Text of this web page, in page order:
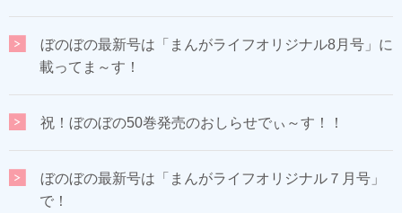
ぼのぼの最新号は「まんがライフオリジナル8月号」に
載ってま～す！
祝！ぼのぼの50巻発売のおしらせでぃ～す！！
ぼのぼの最新号は「まんがライフオリジナル７月号」
で！